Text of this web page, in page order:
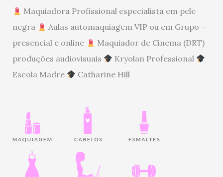
Maquiadora Profissional especialista em pele
negra
Aulas automaquiagem VIP ou em Grupo -
presencial e online
Maquiador de Cinema (DRT)
produções audiovisuais
Kryolan Professional
Escola Madre
Catharine Hill